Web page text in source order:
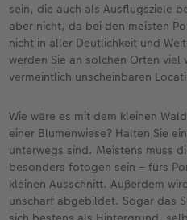
sein, die auch als Ausflugsziele
aber nicht, da bei den meisten
nicht in aller Deutlichkeit und
werden Sie an solchen Orten viel
vermeintlich unscheinbaren
Wie wäre es mit dem kleinen
einer Blumenwiese? Halten Sie
unterwegs sind. Meistens muss
besonders fotogen sein – fürs
kleinen Ausschnitt. Außerdem
unscharf abgebildet. Sogar das